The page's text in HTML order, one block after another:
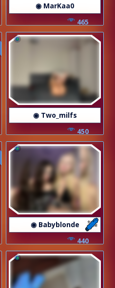
◉ MarKaa0
465
◉ Two_milfs
450
◉ Babyblonde
440